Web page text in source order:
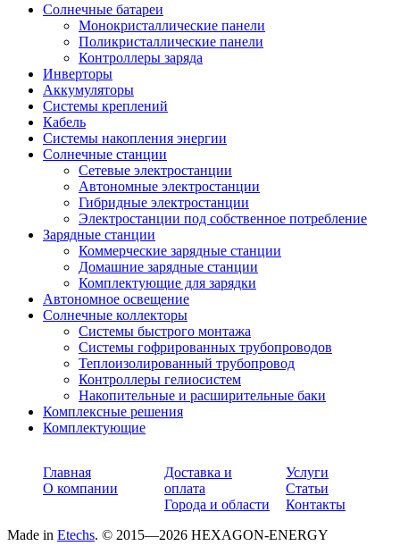
Солнечные батареи
Монокристаллические панели
Поликристаллические панели
Контроллеры заряда
Инверторы
Аккумуляторы
Системы креплений
Кабель
Системы накопления энергии
Солнечные станции
Сетевые электростанции
Автономные электростанции
Гибридные электростанции
Электростанции под собственное потребление
Зарядные станции
Коммерческие зарядные станции
Домашние зарядные станции
Комплектующие для зарядки
Автономное освещение
Солнечные коллекторы
Системы быстрого монтажа
Системы гофрированных трубопроводов
Теплоизолированный трубопровод
Контроллеры гелиосистем
Накопительные и расширительные баки
Комплексные решения
Комплектующие
Главная
О компании
Доставка и
оплата
Города и области
Услуги
Статьи
Контакты
Made in Etechs. © 2015—2026 HEXAGON-ENERGY